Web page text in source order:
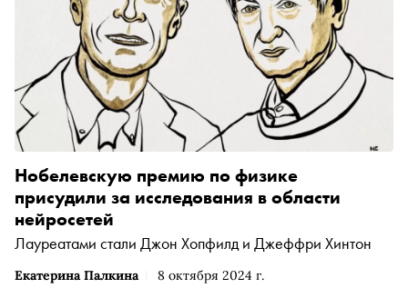
Екатерина Палкина 8 октября 2024 г.
Нобелевскую премию по физике
присудили за исследования в области
нейросетей
Лауреатами стали Джон Хопфилд и Джеффри Хинтон